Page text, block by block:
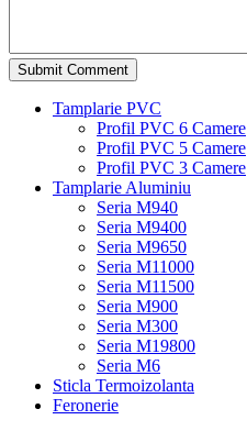
Tamplarie PVC
Profil PVC 6 Camere
Profil PVC 5 Camere
Profil PVC 3 Camere
Tamplarie Aluminiu
Seria M940
Seria M9400
Seria M9650
Seria M11000
Seria M11500
Seria M900
Seria M300
Seria M19800
Seria M6
Sticla Termoizolanta
Feronerie